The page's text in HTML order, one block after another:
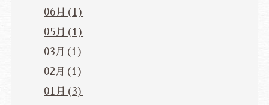
06月(1)
05月(1)
03月(1)
02月(1)
01月(3)